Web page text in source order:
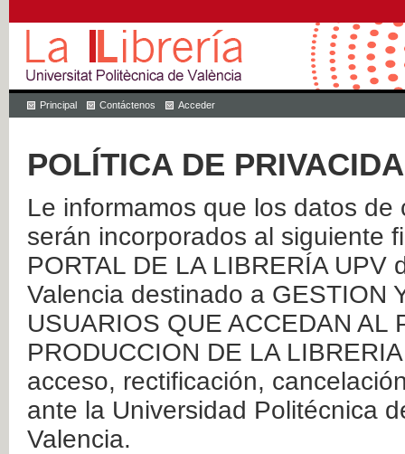
Principal Contáctenos Acceder
POLÍTICA DE
Le informamos que los datos
serán incorporados al siguiente
PORTAL DE LA LIBRERÍA
Valencia destinado a GESTION
USUARIOS QUE ACCEDAN AL
PRODUCCION DE LA
acceso, rectificación,
ante la Universidad Politécnica
Valencia.